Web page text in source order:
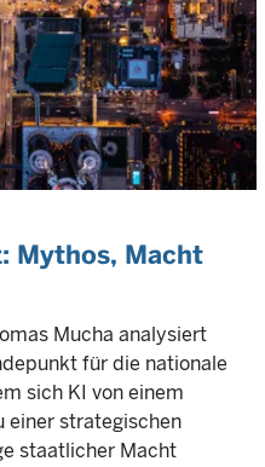
Mythos, Macht
Mucha analysiert
für die nationale
sich KI von einem
einer strategischen
staatlicher Macht